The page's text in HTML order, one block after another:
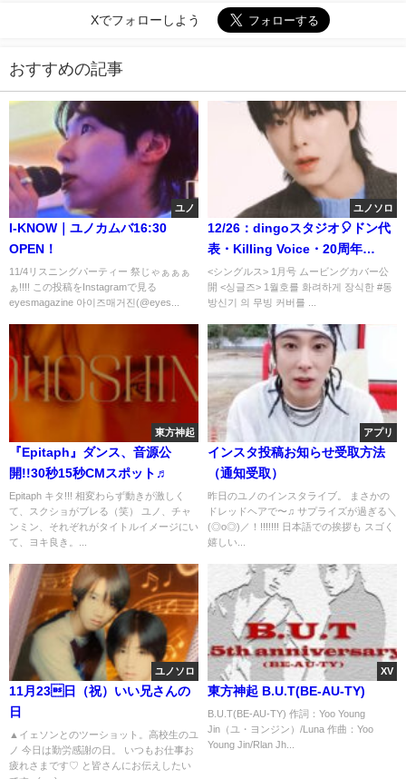
Xでフォローしよう
おすすめの記事
ユノ
I-KNOW｜ユノカムバ16:30
OPEN！
11/4リスニングパーティー 祭じゃぁぁぁ
ぁ!!!! この投稿をInstagramで見る
eyesmagazine 아이즈매거진(@eyes...
ユノソロ
12/26：dingoスタジオ🎈ドン代
表・Killing Voice・20周年
LIVE♫
<シングルス> 1月号 ムービングカバー公
開 <싱글즈> 1월호를 화려하게 장식한 #동
방신기 의 무빙 커버를 ...
東方神起
『Epitaph』ダンス、音源公
開!!30秒15秒CMスポット♬
Epitaph キタ!!! 相変わらず動きが激しく
て、スクショがブレる（笑） ユノ、チャ
ンミン、それぞれがタイトルイメージにい
て、ヨキ良き。...
アプリ
インスタ投稿お知らせ受取方法
（通知受取）
昨日のユノのインスタライブ。 まさかの
ドレッドヘアで〜♫ サプライズが過ぎる＼
(◎o◎)／！!!!!!!! 日本語での挨拶も スゴく
嬉しい...
ユノソロ
11月23日（祝）いい兄さんの
日
▲イェソンとのツーショット。高校生のユ
ノ 今日は勤労感謝の日。 いつもお仕事お
疲れさまです♡ と皆さんにお伝えしたい
XV
東方神起 B.U.T(BE-AU-TY)
B.U.T(BE-AU-TY) 作詞：Yoo Young
Jin（ユ・ヨンジン）/Luna 作曲：Yoo
Young Jin/Rlan Jh...